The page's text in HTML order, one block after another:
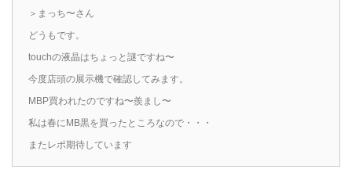
＞まっち〜さん
どうもです。
touchの液晶はちょっと謎ですね〜
今度店頭の展示機で確認してみます。
MBP買われたのですね〜羨まし〜
私は春にMB黒を買ったところなので・・・
またレポ期待しています